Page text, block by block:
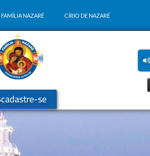
FAMÍLIA NAZARÉ CÍRIO DE NAZARÉ
cadastre-se